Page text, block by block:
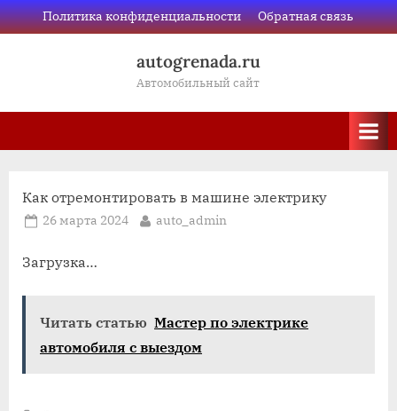
Skip
to
Политика конфиденциальности Обратная связь
autogrenada.ru
Автомобильный сайт
Как отремонтировать в машине электрику
Posted
26 марта 2024 By
auto_admin
Загрузка…
Читать статью Мастер по электрике
автомобиля с выездом